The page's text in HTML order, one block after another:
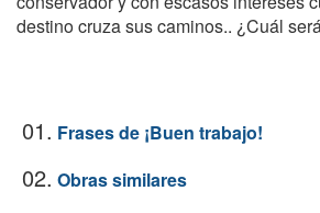
destino cruza sus caminos.. ¿Cuál
01. Frases de ¡Buen trabajo!
02. Obras similares